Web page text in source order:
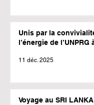
Unis par la
l’énergie de l’UNPRG
11 déc. 2025
Voyage au SRI